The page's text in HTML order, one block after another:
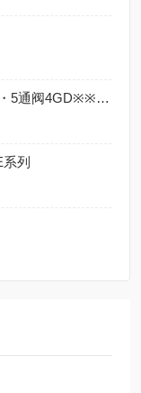
日本CKD喜开理本安防爆型先导式3・5通阀4GD※※0EX・4GE※※0EX系特点
列